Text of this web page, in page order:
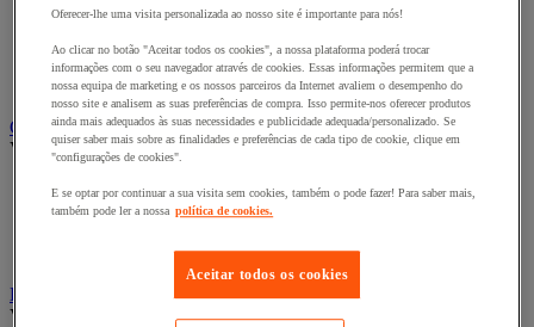
Carros com espaldar fixo e taipal
Carros de preparação de encomendas
Reboque industrial
Serviço e Manipulação
Contentor móvel gradeado
Ver todas as categorias
Acessórios para contentor móvel
Contentor móvel de segurança
Contentor móvel standard
Empilhador, Mesa Elevatória e Sistemas de Elevação
Ver todas as categorias
Oferecer-lhe uma visita personalizada ao nosso site é importante para nós!
Ao clicar no botão "Aceitar todos os cookies", a nossa plataforma poderá trocar
informações com o seu navegador através de cookies. Essas informações permitem que a
nossa equipa de marketing e os nossos parceiros da Internet avaliem o desempenho do
nosso site e analisem as suas preferências de compra. Isso permite-nos oferecer produtos
ainda mais adequados às suas necessidades e publicidade adequada/personalizado. Se
quiser saber mais sobre as finalidades e preferências de cada tipo de cookie, clique em
"configurações de cookies".
E se optar por continuar a sua visita sem cookies, também o pode fazer! Para saber mais,
também pode ler a nossa política de cookies.
Aceitar todos os cookies